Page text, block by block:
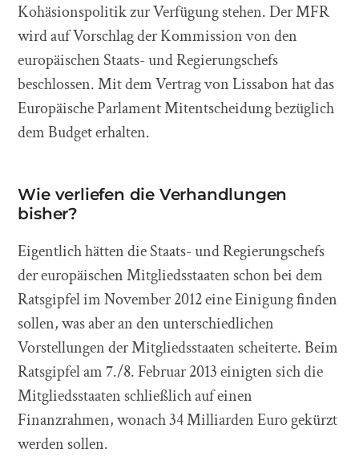
Kohäsionspolitik zur Verfügung stehen. Der MFR
wird auf Vorschlag der Kommission von den
europäischen Staats- und Regierungschefs
beschlossen. Mit dem Vertrag von Lissabon hat das
Europäische Parlament Mitentscheidung bezüglich
dem Budget erhalten.
Wie verliefen die Verhandlungen
bisher?
Eigentlich hätten die Staats- und Regierungschefs
der europäischen Mitgliedsstaaten schon bei dem
Ratsgipfel im November 2012 eine Einigung finden
sollen, was aber an den unterschiedlichen
Vorstellungen der Mitgliedsstaaten scheiterte. Beim
Ratsgipfel am 7./8. Februar 2013 einigten sich die
Mitgliedsstaaten schließlich auf einen
Finanzrahmen, wonach 34 Milliarden Euro gekürzt
werden sollen.